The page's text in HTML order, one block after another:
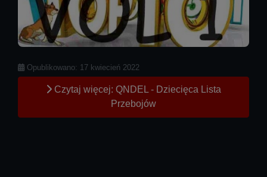
Szczegóły
Opublikowano: 17 kwiecień 2022
Czytaj więcej: QNDEL - Dziecięca Lista
Przebojów